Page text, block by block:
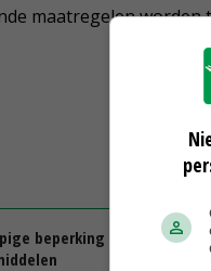
maatregelen worden
beperking instroom